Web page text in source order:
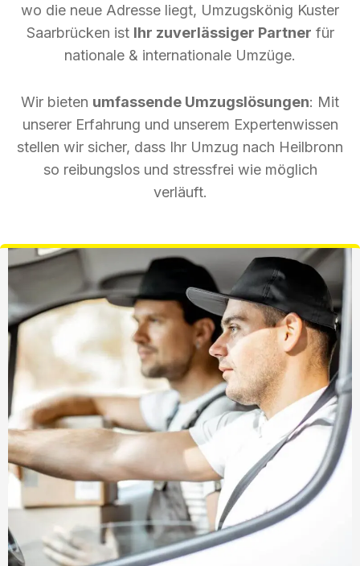
wo die neue Adresse liegt, Umzugskönig Kuster
Saarbrücken ist Ihr zuverlässiger Partner für
nationale & internationale Umzüge.
Wir bieten umfassende Umzugslösungen: Mit
unserer Erfahrung und unserem Expertenwissen
stellen wir sicher, dass Ihr Umzug nach Heilbronn
so reibungslos und stressfrei wie möglich
verläuft.